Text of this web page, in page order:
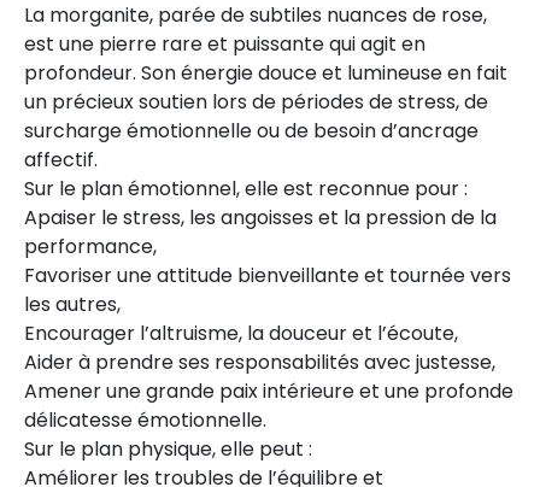
La morganite, parée de subtiles nuances de rose,
est une pierre rare et puissante qui agit en
profondeur. Son énergie douce et lumineuse en fait
un précieux soutien lors de périodes de stress, de
surcharge émotionnelle ou de besoin d’ancrage
affectif.
Sur le plan émotionnel, elle est reconnue pour :
Apaiser le stress, les angoisses et la pression de la
performance,
Favoriser une attitude bienveillante et tournée vers
les autres,
Encourager l’altruisme, la douceur et l’écoute,
Aider à prendre ses responsabilités avec justesse,
Amener une grande paix intérieure et une profonde
délicatesse émotionnelle.
Sur le plan physique, elle peut :
Améliorer les troubles de l’équilibre et